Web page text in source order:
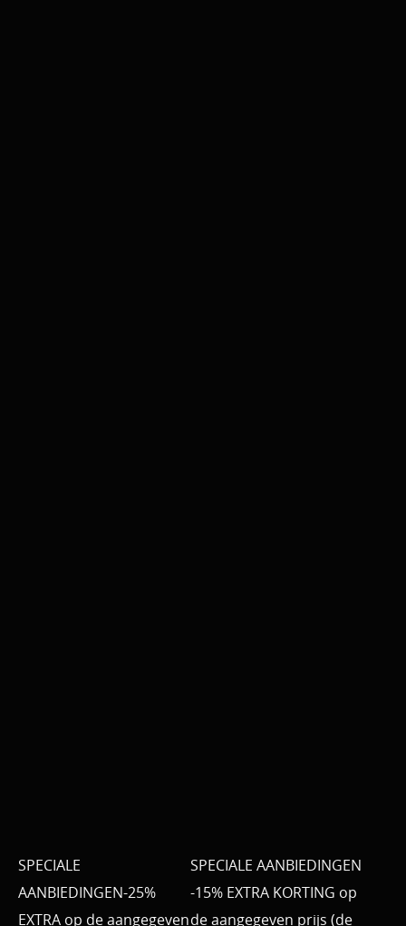
SPECIALE
AANBIEDINGEN-25%
EXTRA op de aangegeven
SPECIALE AANBIEDINGEN
-15% EXTRA KORTING op
de aangegeven prijs (de